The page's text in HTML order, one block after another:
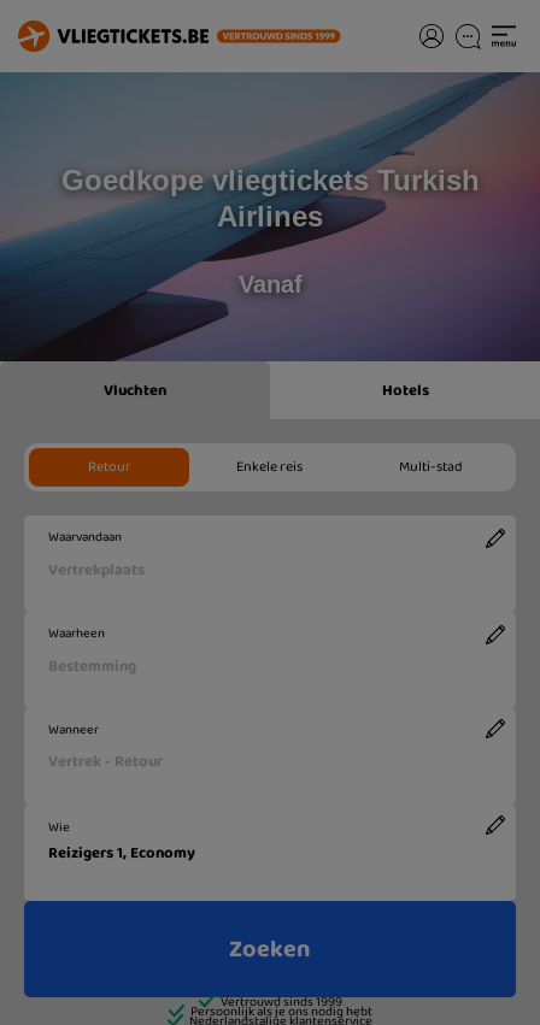
Goedkope vliegtickets Turkish
Airlines
Vanaf